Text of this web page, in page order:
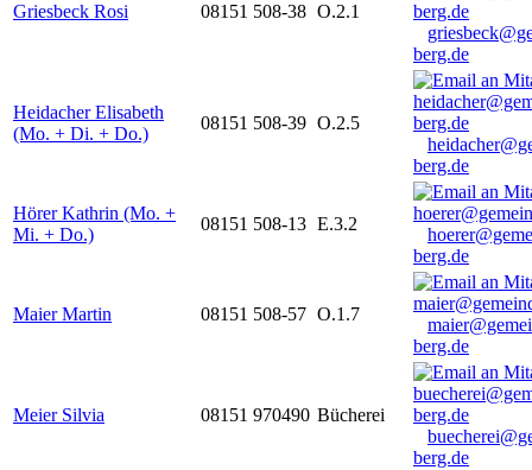
Griesbeck Rosi 08151 508-38 O.2.1
berg.de
Heidacher Elisabeth
(Mo. + Di. + Do.)
08151 508-39 O.2.5
berg.de
Hörer Kathrin (Mo. +
Mi. + Do.)
08151 508-13 E.3.2
berg.de
Maier Martin 08151 508-57 O.1.7
berg.de
Meier Silvia 08151 970490 Bücherei
berg.de